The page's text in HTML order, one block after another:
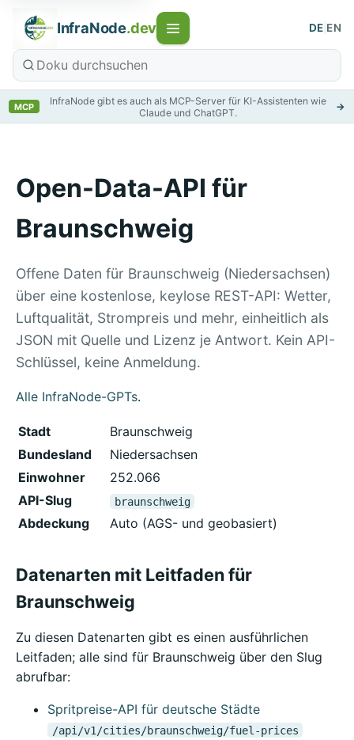
InfraNode.dev DE EN
MCP
InfraNode gibt es auch als MCP-Server für KI-Assistenten wie
Claude und ChatGPT.
→
Open-Data-API für
Braunschweig
Offene Daten für Braunschweig (Niedersachsen)
über eine kostenlose, keylose REST-API: Wetter,
Luftqualität, Strompreis und mehr, einheitlich als
JSON mit Quelle und Lizenz je Antwort. Kein API-
Schlüssel, keine Anmeldung.
Alle InfraNode-GPTs.
Stadt
Braunschweig
Bundesland
Niedersachsen
Einwohner
252.066
API-Slug
braunschweig
Abdeckung Auto (AGS- und geobasiert)
Datenarten mit Leitfaden für
Braunschweig
Zu diesen Datenarten gibt es einen ausführlichen
Leitfaden; alle sind für Braunschweig über den Slug
abrufbar:
Spritpreise-API für deutsche Städte
/api/v1/cities/braunschweig/fuel-prices